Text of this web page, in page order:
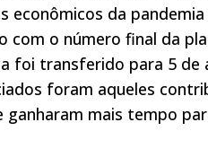
da pandemia
o número final da
foi transferido para 5 de
foram aqueles
mais tempo